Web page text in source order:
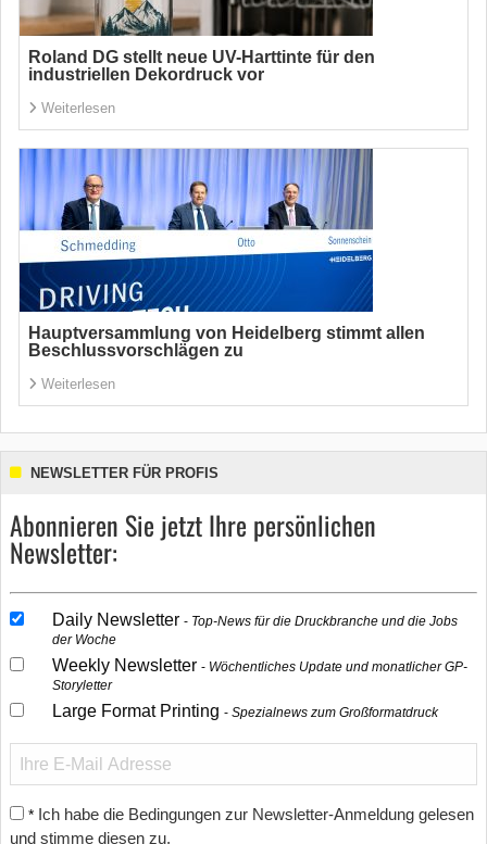
Roland DG stellt neue UV-Harttinte für den
industriellen Dekordruck vor
Weiterlesen
Hauptversammlung von Heidelberg stimmt allen
Beschlussvorschlägen zu
Weiterlesen
NEWSLETTER FÜR PROFIS
Abonnieren Sie jetzt Ihre persönlichen
Newsletter:
Daily Newsletter
Top-News für die Druckbranche und die Jobs
der Woche
Weekly Newsletter
Wöchentliches Update und monatlicher GP-
Storyletter
Large Format Printing Spezialnews zum Großformatdruck
* Ich habe die Bedingungen zur Newsletter-Anmeldung gelesen
und stimme diesen zu.